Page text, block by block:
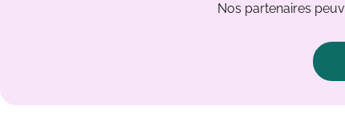
Nos partenaires